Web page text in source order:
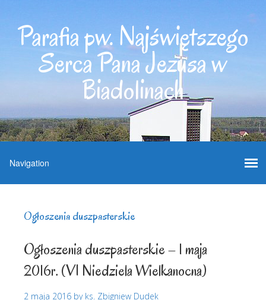
Parafia pw. Najświętszego
Serca Pana Jezusa w
Biadolinach
Ogłoszenia duszpasterskie
Ogłoszenia duszpasterskie – 1 maja
2016r. (VI Niedziela Wielkanocna)
2 maja 2016 by ks. Zbigniew Dudek